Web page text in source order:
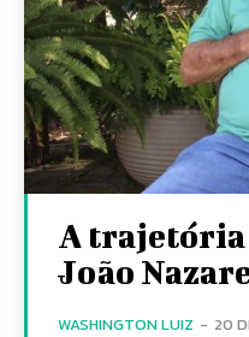
A
João
WASHINGTON LUIZ - 20